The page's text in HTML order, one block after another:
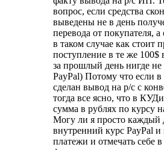
вопрос, если средства
выведены не в день
перевода от покупателя,
в таком случае как стоит
поступление в те же
за прошлый день нигде не
PayPal) Потому что если в
сделан вывод на р/c с
тогда все ясно, что в
сумма в рублях по курсу
Могу ли я просто каждый
внутренний курс PayPal
платежи и отмечать себе